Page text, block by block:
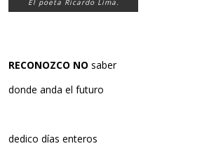
RECONOZCO NO saber
donde anda el futuro
dedico días enteros